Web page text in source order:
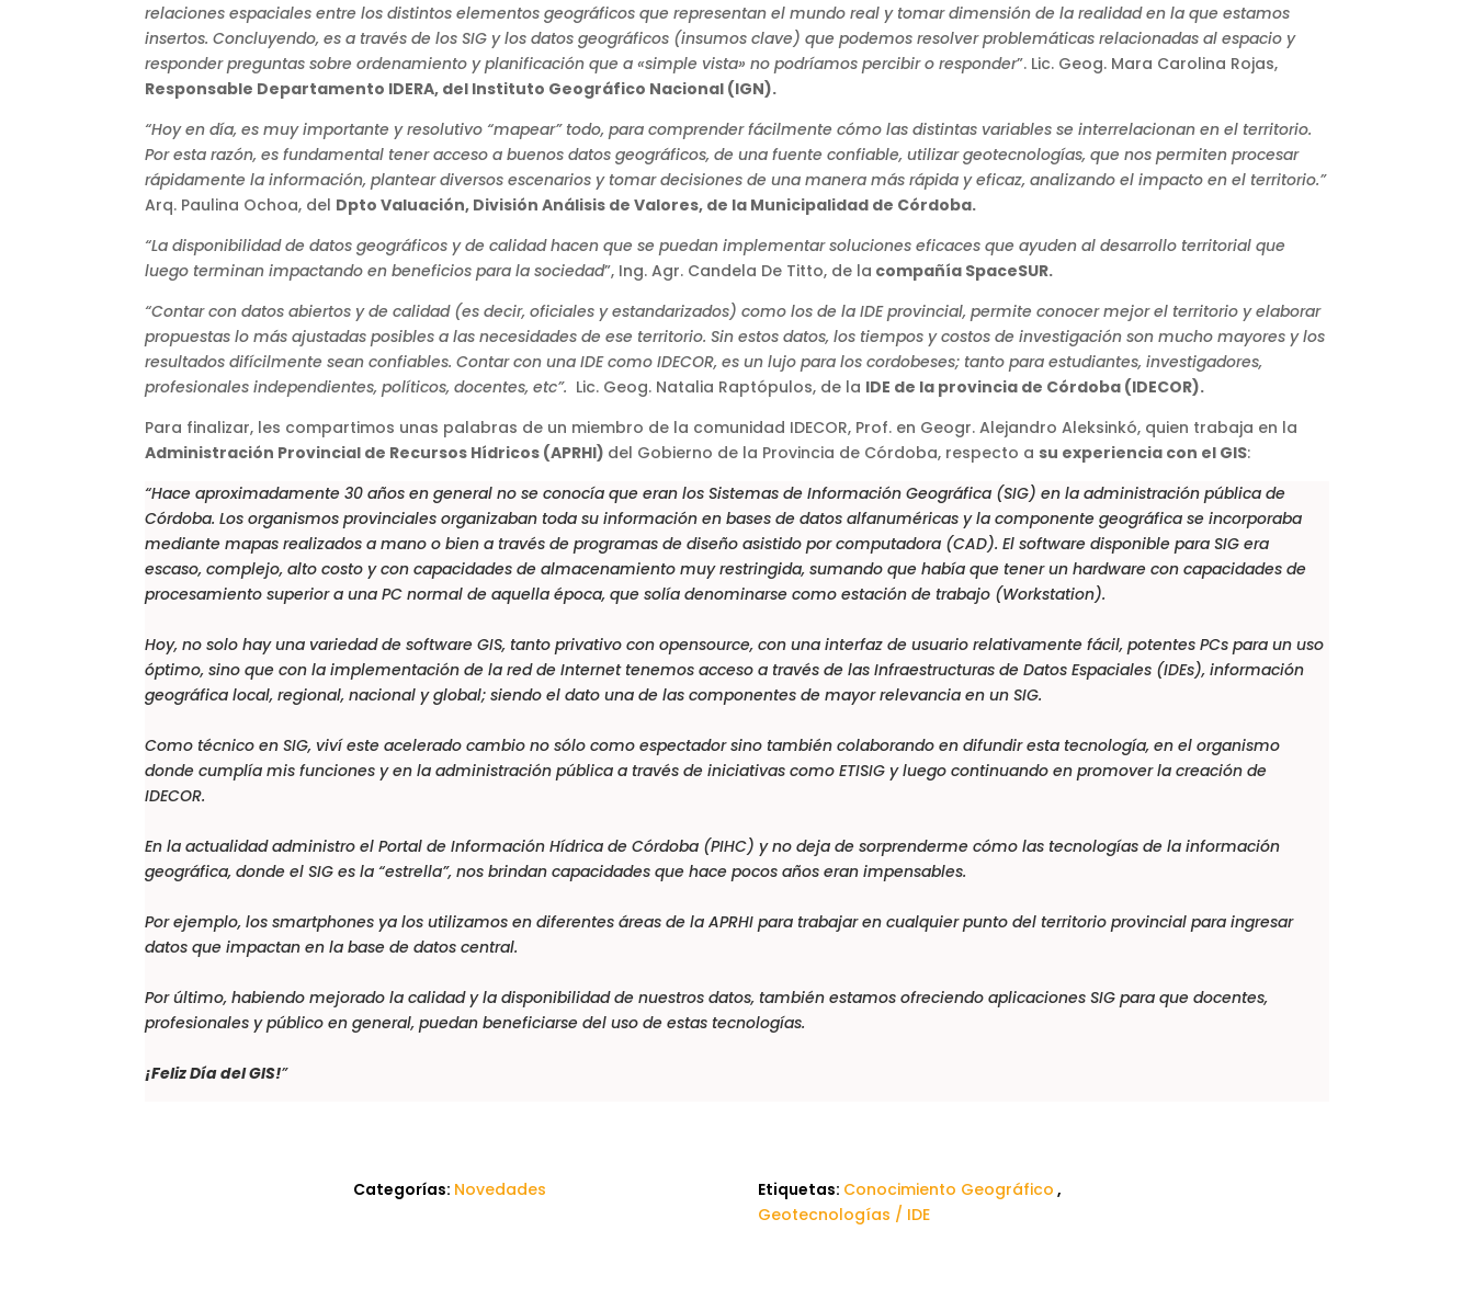
relaciones espaciales entre los distintos elementos geográficos que representan el mundo real y tomar dimensión de la realidad en la que estamos
insertos. Concluyendo, es a través de los SIG y los datos geográficos (insumos clave) que podemos resolver problemáticas relacionadas al espacio y
responder preguntas sobre ordenamiento y planificación que a «simple vista» no podríamos percibir o responder”. Lic. Geog. Mara Carolina Rojas,
Responsable Departamento IDERA, del Instituto Geográfico Nacional (IGN).
“Hoy en día, es muy importante y resolutivo “mapear” todo, para comprender fácilmente cómo las distintas variables se interrelacionan en el territorio.
Por esta razón, es fundamental tener acceso a buenos datos geográficos, de una fuente confiable, utilizar geotecnologías, que nos permiten procesar
rápidamente la información, plantear diversos escenarios y tomar decisiones de una manera más rápida y eficaz, analizando el impacto en el territorio.”
Arq. Paulina Ochoa, del Dpto Valuación, División Análisis de Valores, de la Municipalidad de Córdoba.
“La disponibilidad de datos geográficos y de calidad hacen que se puedan implementar soluciones eficaces que ayuden al desarrollo territorial que
luego terminan impactando en beneficios para la sociedad”, Ing. Agr. Candela De Titto, de la compañía SpaceSUR.
“Contar con datos abiertos y de calidad (es decir, oficiales y estandarizados) como los de la IDE provincial, permite conocer mejor el territorio y elaborar
propuestas lo más ajustadas posibles a las necesidades de ese territorio. Sin estos datos, los tiempos y costos de investigación son mucho mayores y los
resultados difícilmente sean confiables. Contar con una IDE como IDECOR, es un lujo para los cordobeses; tanto para estudiantes, investigadores,
profesionales independientes, políticos, docentes, etc”. Lic. Geog. Natalia Raptópulos, de la IDE de la provincia de Córdoba (IDECOR).
Para finalizar, les compartimos unas palabras de un miembro de la comunidad IDECOR, Prof. en Geogr. Alejandro Aleksinkó, quien trabaja en la
Administración Provincial de Recursos Hídricos (APRHI) del Gobierno de la Provincia de Córdoba, respecto a su experiencia con el GIS:
“Hace aproximadamente 30 años en general no se conocía que eran los Sistemas de Información Geográfica (SIG) en la administración pública de
Córdoba. Los organismos provinciales organizaban toda su información en bases de datos alfanuméricas y la componente geográfica se incorporaba
mediante mapas realizados a mano o bien a través de programas de diseño asistido por computadora (CAD). El software disponible para SIG era
escaso, complejo, alto costo y con capacidades de almacenamiento muy restringida, sumando que había que tener un hardware con capacidades de
procesamiento superior a una PC normal de aquella época, que solía denominarse como estación de trabajo (Workstation).
Hoy, no solo hay una variedad de software GIS, tanto privativo con opensource, con una interfaz de usuario relativamente fácil, potentes PCs para un uso
óptimo, sino que con la implementación de la red de Internet tenemos acceso a través de las Infraestructuras de Datos Espaciales (IDEs), información
geográfica local, regional, nacional y global; siendo el dato una de las componentes de mayor relevancia en un SIG.
Como técnico en SIG, viví este acelerado cambio no sólo como espectador sino también colaborando en difundir esta tecnología, en el organismo
donde cumplía mis funciones y en la administración pública a través de iniciativas como ETISIG y luego continuando en promover la creación de
IDECOR.
En la actualidad administro el Portal de Información Hídrica de Córdoba (PIHC) y no deja de sorprenderme cómo las tecnologías de la información
geográfica, donde el SIG es la “estrella”, nos brindan capacidades que hace pocos años eran impensables.
Por ejemplo, los smartphones ya los utilizamos en diferentes áreas de la APRHI para trabajar en cualquier punto del territorio provincial para ingresar
datos que impactan en la base de datos central.
Por último, habiendo mejorado la calidad y la disponibilidad de nuestros datos, también estamos ofreciendo aplicaciones SIG para que docentes,
profesionales y público en general, puedan beneficiarse del uso de estas tecnologías.
¡Feliz Día del GIS!”
Categorías: Novedades Etiquetas: Conocimiento Geográfico ,
Geotecnologías / IDE